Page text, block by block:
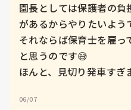
園長としては保護者の
があるからやりたいよ
それならば保育士を雇っ
と思うのです😅
ほんと、見切り発車すぎ
06/07